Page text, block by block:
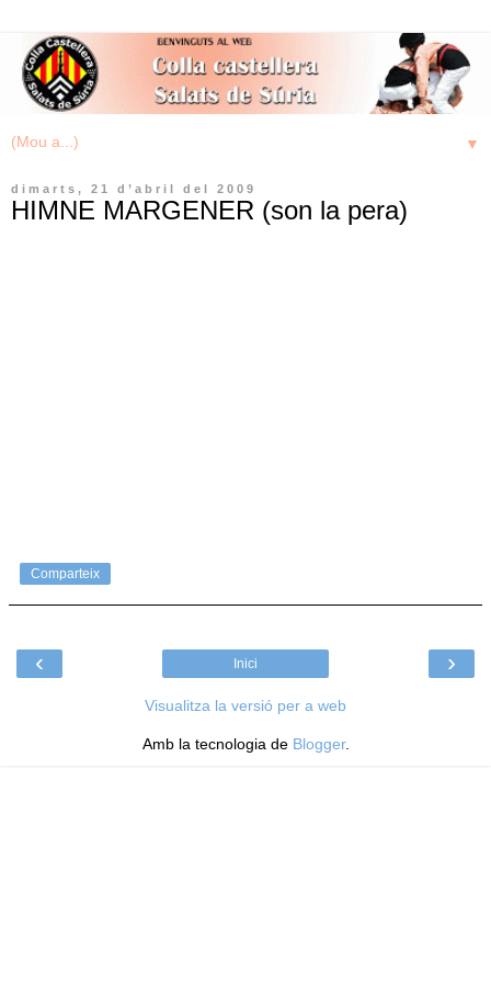
▼
dimarts, 21 d’abril del 2009
HIMNE MARGENER (son la pera)
Comparteix
‹ ›
Inici
Visualitza la versió per a web
Amb la tecnologia de Blogger.